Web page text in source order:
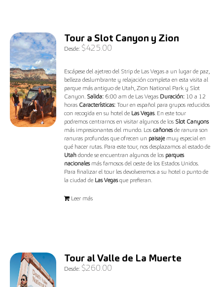
Tour a Slot Canyon y Zion
Desde: $425.00
Escápese del ajetreo del Strip de Las Vegas a un lugar de paz,
belleza deslumbrante y relajación completa en esta visita al
parque más antiguo de Utah, Zion National Park y Slot
Canyon. Salida: 6:00 am de Las Vegas Duración: 10 a 12
horas Características:Tour en español para grupos reducidos
con recogida en su hotel de Las Vegas. En este tour
podremos centrarnos en visitar algunos de los Slot Canyons
más impresionantes del mundo. Loscañonesde ranura son
ranuras profundas que ofrecen un paisajemuy especial en
qué hacer rutas. Para este tour, nos desplazamos al estado de
Utah donde se encuentran algunos de los parques
nacionalesmás famosos del oeste de los Estados Unidos.
Para finalizar el tour les devolveremos a su hotel o punto de
la ciudad de Las Vegasque prefieran.
Leer más
Tour al Valle de La Muerte
Desde: $260.00